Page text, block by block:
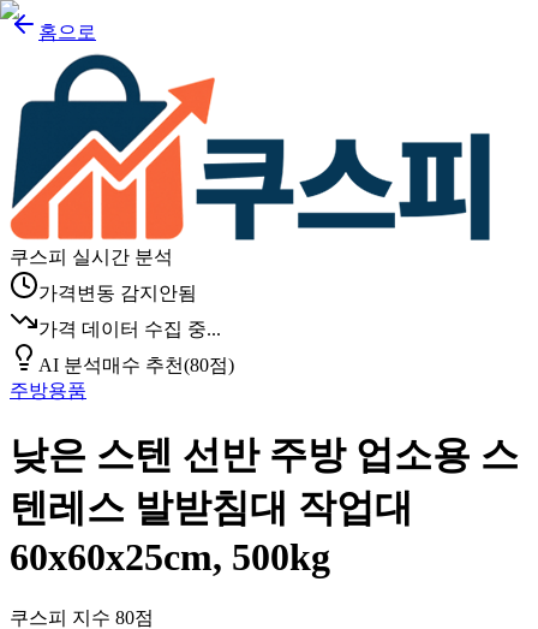
홈으로
쿠스피 실시간 분석
가격변동 감지안됨
가격 데이터 수집 중...
AI 분석매수 추천(80점)
주방용품
낮은 스텐 선반 주방 업소용 스
텐레스 발받침대 작업대
60x60x25cm, 500kg
쿠스피 지수 80점